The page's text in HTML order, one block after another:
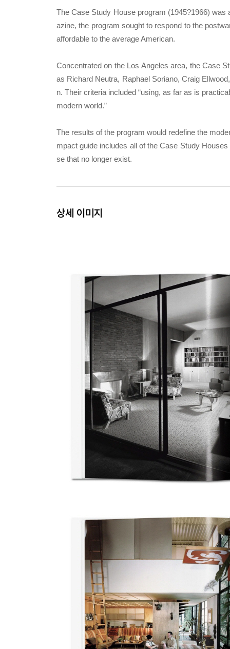
The Case Study House program (1945?1966)
azine, the program sought to respond to the
affordable to the average American.
Concentrated on the Los Angeles area, the Case
as Richard Neutra, Raphael Soriano, Craig
n. Their criteria included “using, as far as is
modern world.”
The results of the program would redefine the
mpact guide includes all of the Case Study
se that no longer exist.
상세 이미지